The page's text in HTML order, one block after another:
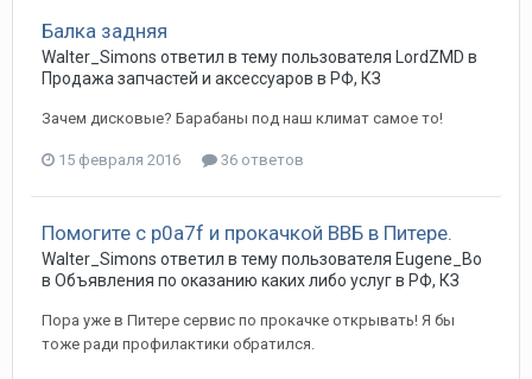
Балка задняя
Walter_Simons ответил в тему пользователя LordZMD в
Продажа запчастей и аксессуаров в РФ, КЗ
Зачем дисковые? Барабаны под наш климат самое то!
15 февраля 2016 36 ответов
Помогите с p0a7f и прокачкой ВВБ в Питере.
Walter_Simons ответил в тему пользователя Eugene_Bo
в Объявления по оказанию каких либо услуг в РФ, КЗ
Пора уже в Питере сервис по прокачке открывать! Я бы
тоже ради профилактики обратился.